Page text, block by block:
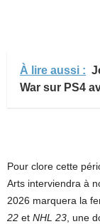
À lire aussi :
War sur PS4
Pour clore cette
Arts interviendra à
2026 marquera la
22 et NHL 23 , une